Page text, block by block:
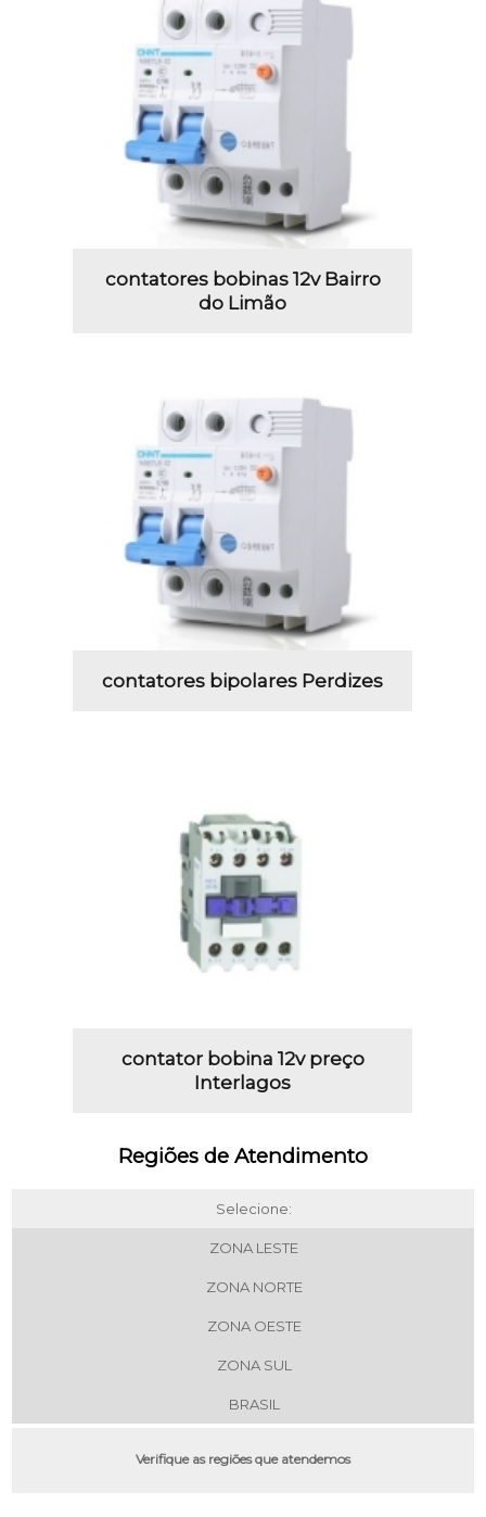
contatores bobinas 12v Bairro
do Limão
contatores bipolares Perdizes
contator bobina 12v preço
Interlagos
Regiões de Atendimento
Selecione:
ZONA LESTE
ZONA NORTE
ZONA OESTE
ZONA SUL
BRASIL
Verifique as regiões que atendemos